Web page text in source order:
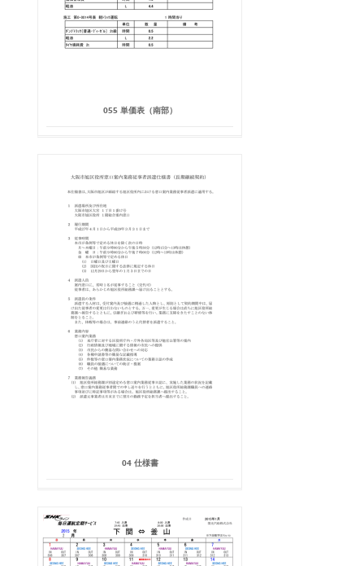
055 単価表（南部）
04 仕様書